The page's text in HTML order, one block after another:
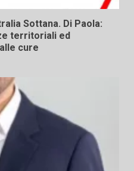
Sottana. Di Paola:
territoriali ed
cure